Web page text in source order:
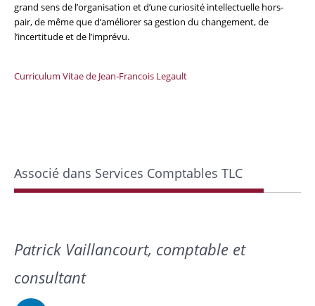
grand sens de l’organisation et d’une curiosité intellectuelle hors-
pair, de même que d’améliorer sa gestion du changement, de
l’incertitude et de l’imprévu.
Curriculum Vitae de Jean-Francois Legault
Associé dans Services Comptables TLC
Patrick Vaillancourt, comptable et
consultant